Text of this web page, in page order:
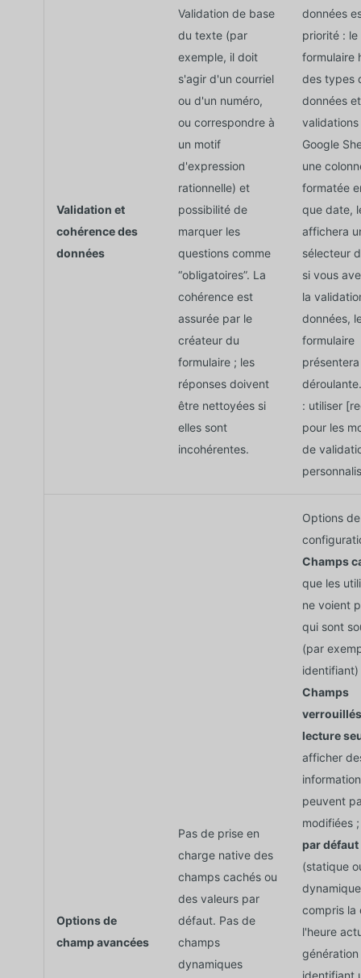
Validation et
cohérence des
données
Validation de base
du texte (par
exemple, il doit
s'agir d'un courriel
ou d'un numéro,
ou correspondre à
un motif
d'expression
rationnelle) et
possibilité de
marquer les
questions comme
“obligatoires”. La
cohérence est
assurée par le
créateur du
formulaire ; les
réponses doivent
être nettoyées si
elles sont
incohérentes.
données
priorité : le
formulaire
des types
données
Google
une
formatée
que date,
affichera
sélecteur
si vous
la
données,
formulaire
: utiliser
pour les
de
Options de
champ avancées
Pas de prise en
charge native des
champs cachés ou
des valeurs par
défaut. Pas de
champs
dynamiques
Options de
Champs
que les
ne voient
qui sont
(par
identifiant)
Champs
lecture
afficher
peuvent
modifiées
par défaut
(statique
compris la
l'heure